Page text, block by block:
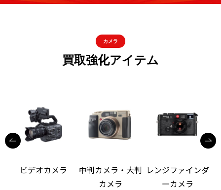
カメラ
買取強化アイテム
ビデオカメラ
中判カメラ・大判
カメラ
レンジファインダ
ーカメラ